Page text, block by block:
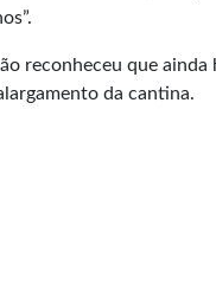
reconheceu que
da cantina.